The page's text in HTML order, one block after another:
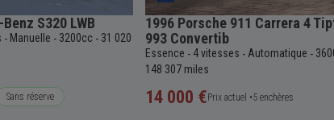
S320 LWB
- Manuelle - 3200cc - 31 020
Sans réserve
1996 Porsche 911 Carrera 4
993 Convertib
Essence - 4 vitesses - Automatique -
148 307 miles
14 000 €Prix actuel •5 enchères